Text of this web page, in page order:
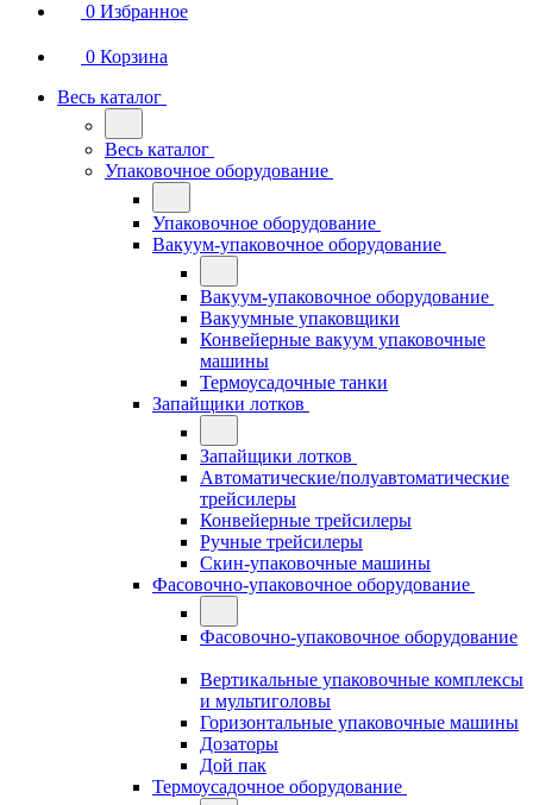
0 Избранное
0 Корзина
Весь каталог
Весь каталог
Упаковочное оборудование
Упаковочное оборудование
Вакуум-упаковочное оборудование
Вакуум-упаковочное оборудование
Вакуумные упаковщики
Конвейерные вакуум упаковочные
машины
Термоусадочные танки
Запайщики лотков
Запайщики лотков
Автоматические/полуавтоматические
трейсилеры
Конвейерные трейсилеры
Ручные трейсилеры
Скин-упаковочные машины
Фасовочно-упаковочное оборудование
Фасовочно-упаковочное оборудование
Вертикальные упаковочные комплексы
и мультиголовы
Горизонтальные упаковочные машины
Дозаторы
Дой пак
Термоусадочное оборудование